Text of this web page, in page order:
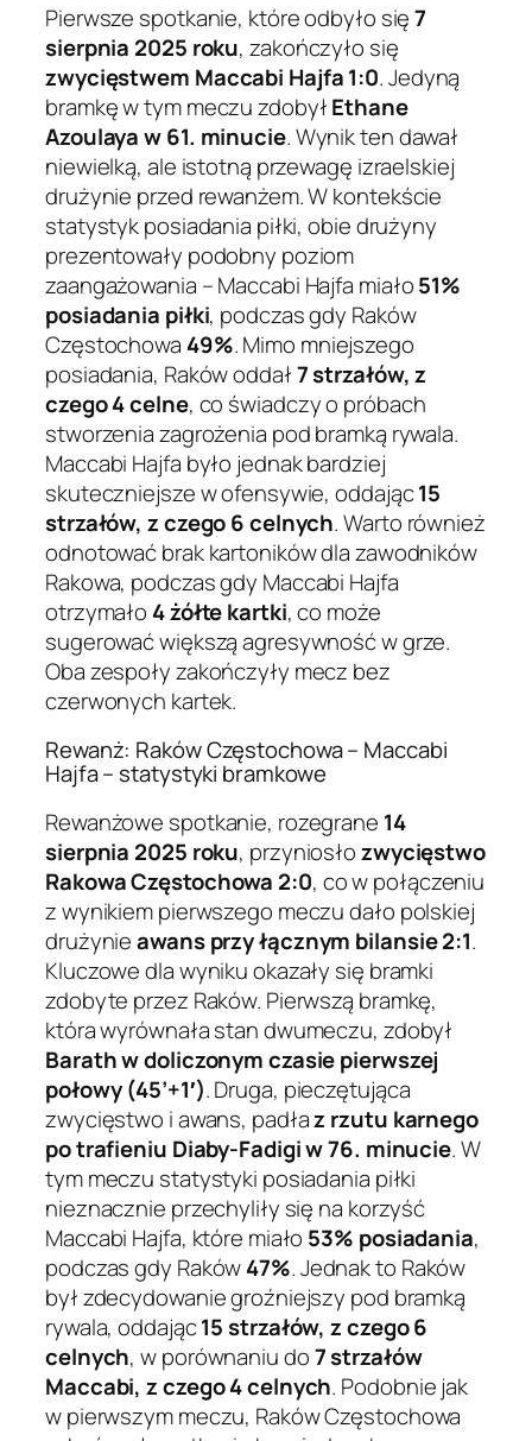
Pierwsze spotkanie, które odbyło się7
sierpnia 2025 roku, zakończyło się
zwycięstwem Maccabi Hajfa 1:0. Jedyną
bramkę w tym meczu zdobyłEthane
Azoulaya w 61. minucie. Wynik ten dawał
niewielką, ale istotną przewagę izraelskiej
drużynie przed rewanżem. W kontekście
statystyk posiadania piłki, obie drużyny
prezentowały podobny poziom
zaangażowania – Maccabi Hajfa miało51%
posiadania piłki, podczas gdy Raków
Częstochowa 49%. Mimo mniejszego
posiadania, Raków oddał7 strzałów, z
czego 4 celne, co świadczy o próbach
stworzenia zagrożenia pod bramką rywala.
Maccabi Hajfa było jednak bardziej
skuteczniejsze w ofensywie, oddając15
strzałów, z czego 6 celnych. Warto również
odnotować brak kartoników dla zawodników
Rakowa, podczas gdy Maccabi Hajfa
otrzymało 4 żółte kartki, co może
sugerować większą agresywność w grze.
Oba zespoły zakończyły mecz bez
czerwonych kartek.
Rewanż: Raków Częstochowa – Maccabi
Hajfa – statystyki bramkowe
Rewanżowe spotkanie, rozegrane 14
sierpnia 2025 roku, przyniosłozwycięstwo
Rakowa Częstochowa 2:0, co w połączeniu
z wynikiem pierwszego meczu dało polskiej
drużynieawans przy łącznym bilansie 2:1.
Kluczowe dla wyniku okazały się bramki
zdobyte przez Raków. Pierwszą bramkę,
która wyrównała stan dwumeczu, zdobył
Barath w doliczonym czasie pierwszej
połowy (45’+1′). Druga, pieczętująca
zwycięstwo i awans, padłaz rzutu karnego
po trafieniu Diaby-Fadigi w 76. minucie. W
tym meczu statystyki posiadania piłki
nieznacznie przechyliły się na korzyść
Maccabi Hajfa, które miało 53% posiadania,
podczas gdy Raków47%. Jednak to Raków
był zdecydowanie groźniejszy pod bramką
rywala, oddając15 strzałów, z czego 6
celnych, w porównaniu do7 strzałów
Maccabi, z czego 4 celnych. Podobnie jak
w pierwszym meczu, Raków Częstochowa